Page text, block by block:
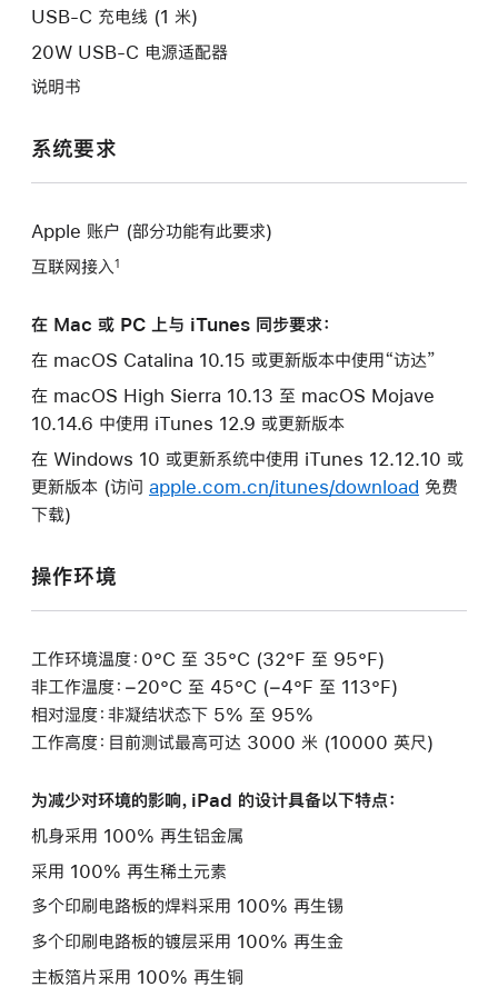
USB-C 充电线 (1 米)
20W USB-C 电源适配器
说明书
系统要求
Apple 账户 (部分功能有此要求)
互联网接入 1
在 Mac 或 PC 上与 iTunes 同步要求：
在 macOS Catalina 10.15 或更新版本中使用“访达”
在 macOS High Sierra 10.13 至 macOS Mojave
10.14.6 中使用 iTunes 12.9 或更新版本
在 Windows 10 或更新系统中使用 iTunes 12.12.10 或
更新版本 (访问 apple.com.cn/itunes/download 免费
下载)
操作环境
工作环境温度：0°C 至 35°C (32°F 至 95°F)
非工作温度：−20°C 至 45°C (−4°F 至 113°F)
相对湿度：非凝结状态下 5% 至 95%
工作高度：目前测试最高可达 3000 米 (10000 英尺)
为减少对环境的影响，iPad 的设计具备以下特点：
机身采用 100% 再生铝金属
采用 100% 再生稀土元素
多个印刷电路板的焊料采用 100% 再生锡
多个印刷电路板的镀层采用 100% 再生金
主板箔片采用 100% 再生铜